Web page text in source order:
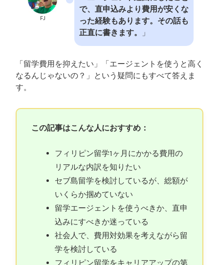
FJ
で、直申込みより費用が安くな
った経験もあります。その話も
正直に書きます。
」
「留学費用を抑えたい」「エージェントを使うと高く
なるんじゃないの？」という疑問にもすべて答えま
す。
この記事はこんな人におすすめ：
フィリピン留学1ヶ月にかかる費用の
リアルな内訳を知りたい
セブ島留学を検討しているが、総額が
いくらか掴めていない
留学エージェントを使うべきか、直申
込みにすべきか迷っている
社会人で、費用対効果を考えながら留
学を検討している
フィリピン留学をキャリアアップの第